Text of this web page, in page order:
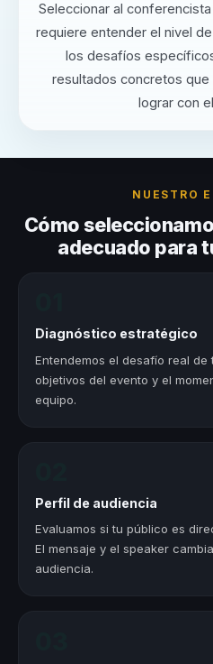
Seleccionar al
requiere entender el nivel
los desafíos
resultados concretos que
lograr con
NUESTRO
Cómo
adecuado para
Diagnóstico estratégico
Entendemos el desafío real
objetivos del evento y el
equipo.
Perfil de audiencia
Evaluamos si tu público es
El mensaje y el speaker
audiencia.